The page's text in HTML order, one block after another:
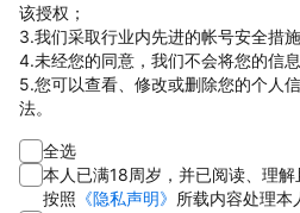
该授权；
3.我们采取行业内先进的帐号安全措
4.未经您的同意，我们不会将您的信
5.您可以查看、修改或删除您的个人
法。
全选
本人已满18周岁，并已阅读、理解
按照 《隐私声明》 所载内容处理本